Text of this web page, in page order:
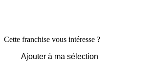
Cette franchise vous intéresse ?
Ajouter à ma sélection